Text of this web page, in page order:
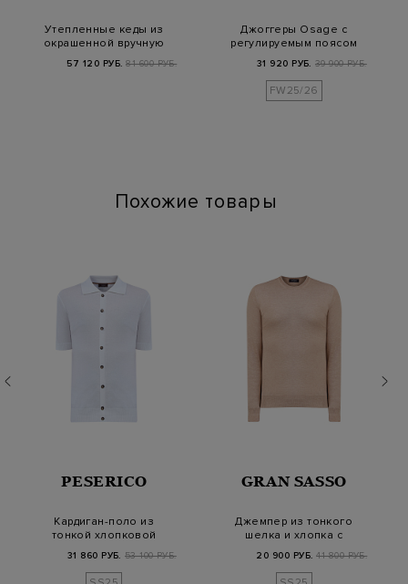
Утепленные кеды из
окрашенной вручную
кожи с эффектом…
57 120 РУБ. 81 600 РУБ.
Джоггеры Osage с
регулируемым поясом
и съемным брелоко…
31 920 РУБ. 39 900 РУБ.
FW25/26
Похожие товары
PESERICO
Кардиган-поло из
тонкой хлопковой
31 860 РУБ. 53 100 РУБ.
GRAN SASSO
Джемпер из тонкого
шелка и хлопка с
20 900 РУБ. 41 800 РУБ.